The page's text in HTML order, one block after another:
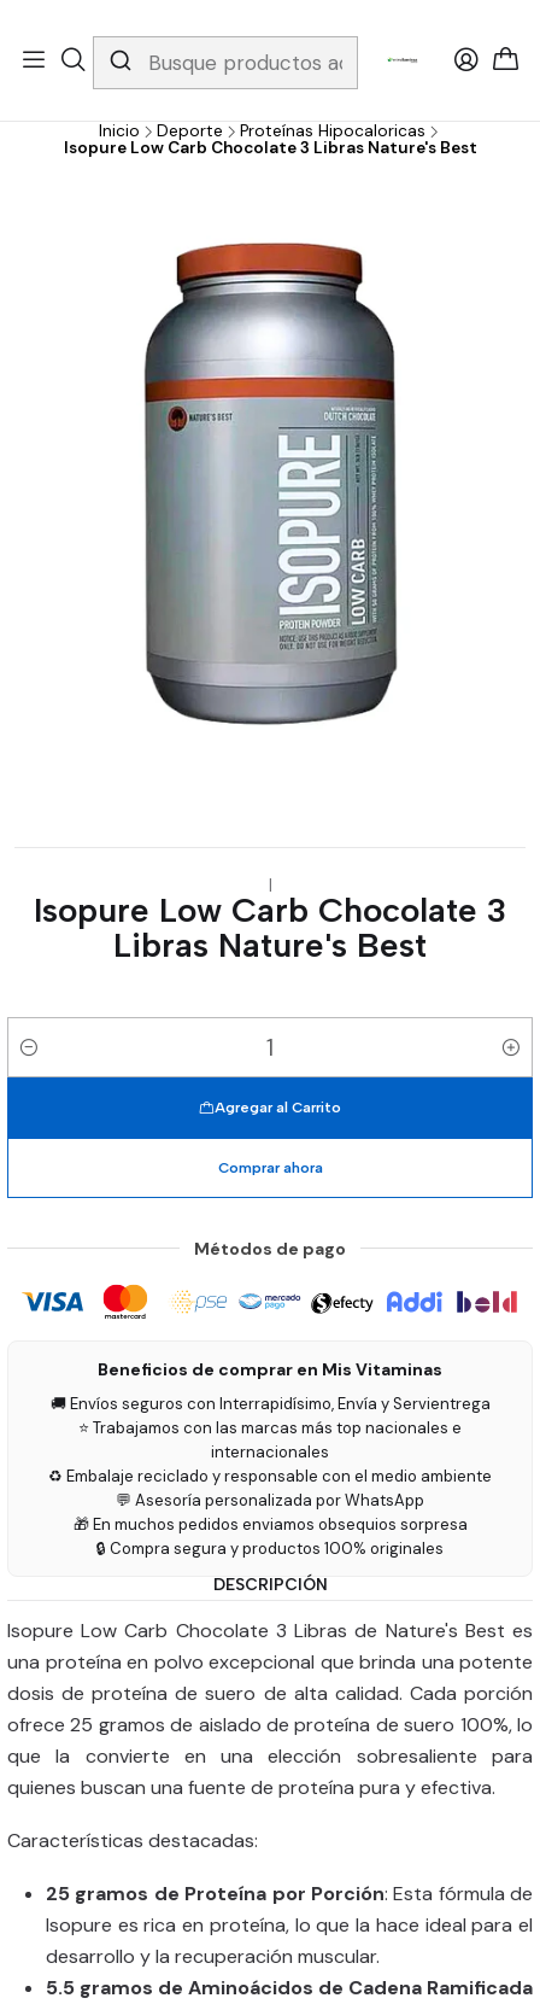
Whatsapp 3229079958/ Fijo 6019251796 / Envios a todo el país y
gratis apartir de 199.000!
Inicio Deporte
Proteínas Hipocaloricas
Isopure Low Carb Chocolate 3 Libras Nature's Best
|
Isopure Low Carb Chocolate 3
Libras Nature's Best
Cantidad
Agregar al Carrito
Comprar ahora
Métodos de pago
Beneficios de comprar en Mis Vitaminas
🚚 Envíos seguros con Interrapidísimo, Envía y Servientrega
⭐ Trabajamos con las marcas más top nacionales e
internacionales
♻️ Embalaje reciclado y responsable con el medio ambiente
💬 Asesoría personalizada por WhatsApp
🎁 En muchos pedidos enviamos obsequios sorpresa
🔒 Compra segura y productos 100% originales
DESCRIPCIÓN
Isopure Low Carb Chocolate 3 Libras de Nature's Best es
una proteína en polvo excepcional que brinda una potente
dosis de proteína de suero de alta calidad. Cada porción
ofrece 25 gramos de aislado de proteína de suero 100%, lo
que la convierte en una elección sobresaliente para
quienes buscan una fuente de proteína pura y efectiva.
Características destacadas:
25 gramos de Proteína por Porción: Esta fórmula de
Isopure es rica en proteína, lo que la hace ideal para el
desarrollo y la recuperación muscular.
5.5 gramos de Aminoácidos de Cadena Ramificada